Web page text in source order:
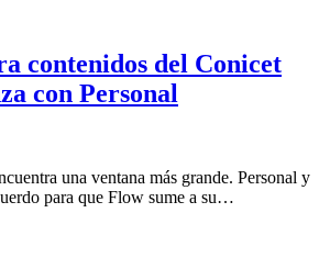
contenidos del Conicet
con Personal
una ventana más grande. Personal y
para que Flow sume a su…